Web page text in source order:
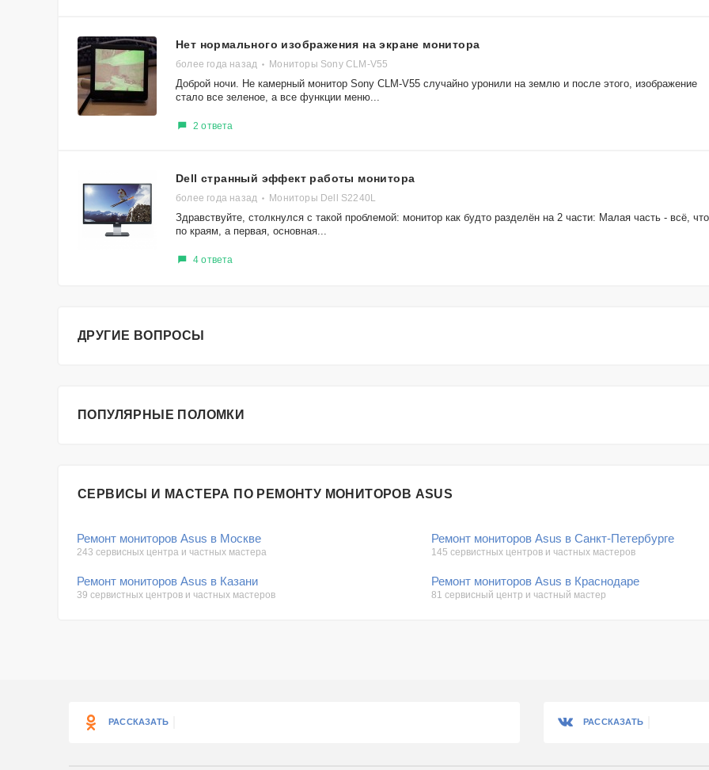
Нет нормального изображения на экране монитора
более года назад Мониторы Sony CLM-V55
Доброй ночи. Не камерный монитор Sony CLM-V55 случайно уронили на землю и после этого, изображение
стало все зеленое, а все функции меню...
2 ответа
Dell странный эффект работы монитора
более года назад Мониторы Dell S2240L
Здравствуйте, столкнулся с такой проблемой: монитор как будто разделён на 2 части: Малая часть - всё, что
по краям, а первая, основная...
4 ответа
ДРУГИЕ ВОПРОСЫ
ПОПУЛЯРНЫЕ ПОЛОМКИ
СЕРВИСЫ И МАСТЕРА ПО РЕМОНТУ МОНИТОРОВ ASUS
Ремонт мониторов Asus в Москве
243 сервисных центра и частных мастера
Ремонт мониторов Asus в Санкт-Петербурге
145 сервистных центров и частных мастеров
Ремонт мониторов Asus в Казани
39 сервистных центров и частных мастеров
Ремонт мониторов Asus в Краснодаре
81 сервисный центр и частный мастер
РАССКАЗАТЬ РАССКАЗАТЬ